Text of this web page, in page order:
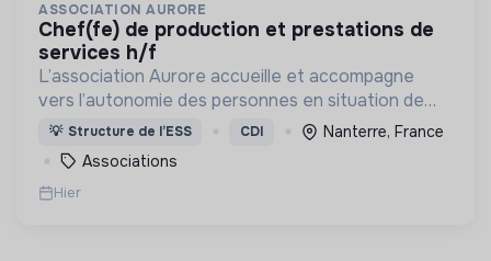
ASSOCIATION AURORE
chef(fe) de production et prestations de
services h/f
L’association Aurore accueille et accompagne
vers l’autonomie des personnes en situation de
précarité ou d’exclusion via l’hébergement, les
soins et l’insertion sociale et professionnelle.
💡 Structure de l’ESS CDI
Nanterre, France
Associations
Hier